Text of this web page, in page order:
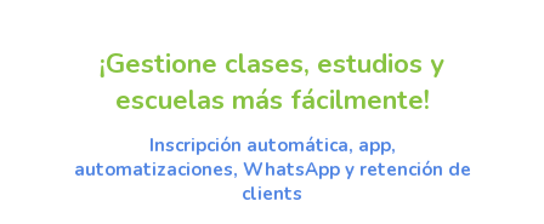
¡Gestione clases, estudios y
escuelas más fácilmente!
Inscripción automática, app,
automatizaciones, WhatsApp y retención de
clients